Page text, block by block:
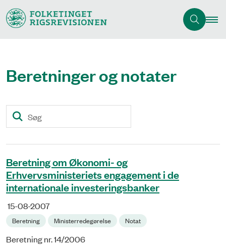
Beretninger og notater
Beretning om Økonomi- og
Erhvervsministeriets engagement i de
internationale investeringsbanker
15-08-2007
Beretning Ministerredegørelse Notat
Beretning nr. 14/2006